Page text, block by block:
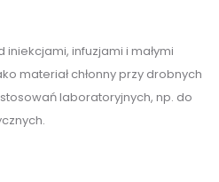
infuzjami i małymi
materiał chłonny przy drobnych
laboratoryjnych, np. do